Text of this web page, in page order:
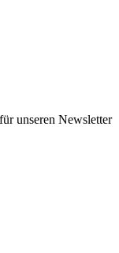
unseren Newsletter